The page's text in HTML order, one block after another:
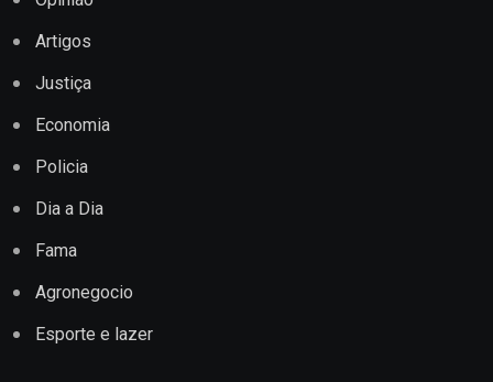
Artigos
Justiça
Economia
Policia
Dia a Dia
Fama
Agronegocio
Esporte e lazer